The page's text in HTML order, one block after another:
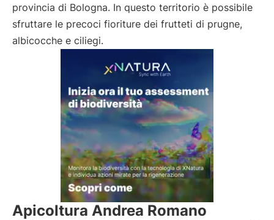
provincia di Bologna. In questo territorio è possibile
sfruttare le precoci fioriture dei frutteti di prugne,
albicocche e ciliegi.
Apicoltura Andrea Romano